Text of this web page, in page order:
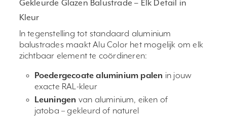
Gekleurde Glazen Balustrade – Elk Detail in
Kleur
In tegenstelling tot standaard aluminium
balustrades maakt Alu Color het mogelijk om elk
zichtbaar element te coördineren:
Poedergecoate aluminium palen in jouw
exacte RAL-kleur
Leuningen van aluminium, eiken of
jatoba – gekleurd of naturel